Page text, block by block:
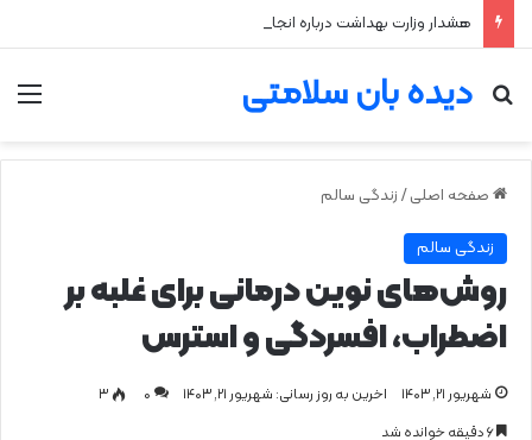
هشدار وزارت بهداشت درباره انجام خودسرانه حجامت
دیده بان سلامتی
جستجو برای
صفحه اصلی / زندگی سالم
زندگی سالم
روش‌های نوین درمانی برای غلبه بر
اضطراب، افسردگی و استرس
شهریور ۲۱, ۱۴۰۳ اخرین به روز رسانی: شهریور ۲۱, ۱۴۰۳ 0
۳